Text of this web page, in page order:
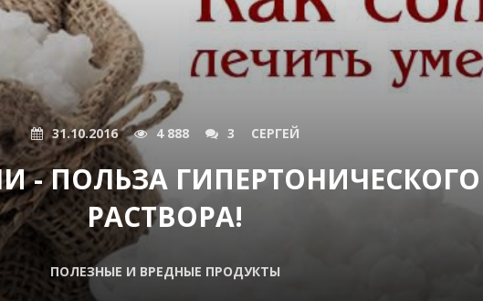
31.10.2016 4 888 3 СЕРГЕЙ
- ПОЛЬЗА ГИПЕРТОНИЧЕСКОГО
РАСТВОРА!
ПОЛЕЗНЫЕ И ВРЕДНЫЕ ПРОДУКТЫ